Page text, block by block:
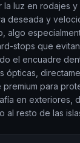
luz en rodajes
deseada y
algo
stops que
el encuadre
ópticas,
para
en exteriores,
al resto de las